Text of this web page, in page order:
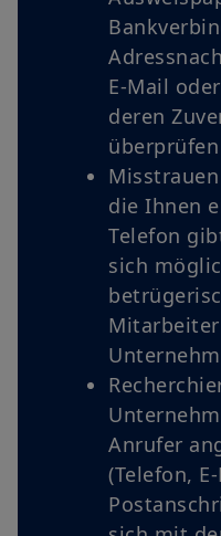
diese Bedingungen
sind. Wir empfehlen
eigenen Interesse
E-Mail
deren
die Ihnen
Telefon
sich
Anrufer
(Telefon,